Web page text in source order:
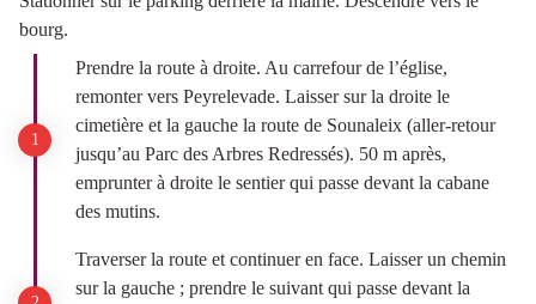
bourg.
Prendre la route à droite. Au carrefour de l’église,
remonter vers Peyrelevade. Laisser sur la droite le
cimetière et la gauche la route de Sounaleix (aller-retour
jusqu’au Parc des Arbres Redressés). 50 m après,
emprunter à droite le sentier qui passe devant la cabane
des mutins.
Traverser la route et continuer en face. Laisser un chemin
sur la gauche ; prendre le suivant qui passe devant la